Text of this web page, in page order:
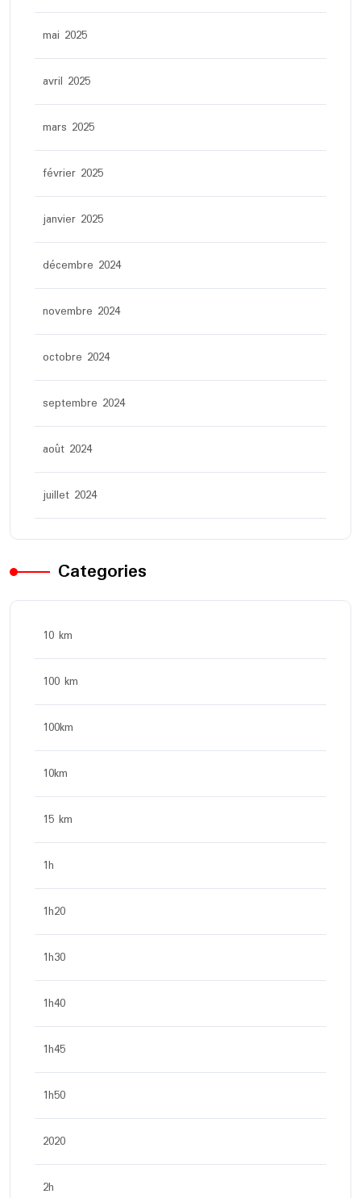
mai 2025
avril 2025
mars 2025
février 2025
janvier 2025
décembre 2024
novembre 2024
octobre 2024
septembre 2024
août 2024
juillet 2024
Categories
10 km
100 km
100km
10km
15 km
1h
1h20
1h30
1h40
1h45
1h50
2020
2h